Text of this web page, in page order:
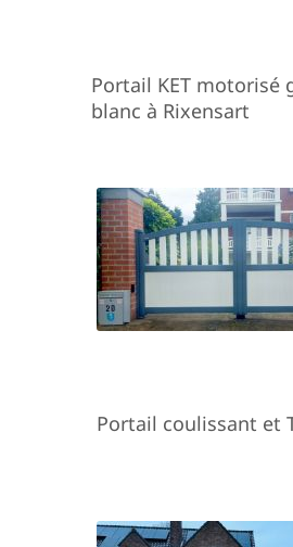
Portail KET motorisé
blanc à Rixensart
Portail coulissant et